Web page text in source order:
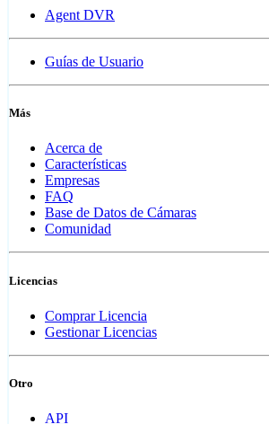
Agent DVR
Guías de Usuario
Más
Acerca de
Características
Empresas
FAQ
Base de Datos de Cámaras
Comunidad
Licencias
Comprar Licencia
Gestionar Licencias
Otro
API